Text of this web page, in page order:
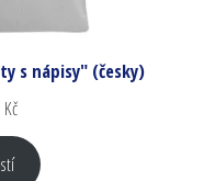
s nápisy" (česky)
Kč